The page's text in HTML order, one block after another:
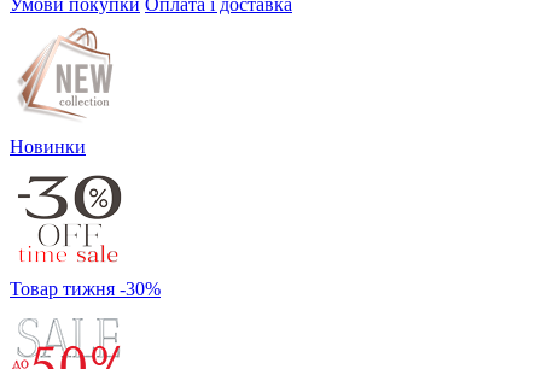
Умови покупки Оплата і доставка
Новинки
Товар тижня -30%